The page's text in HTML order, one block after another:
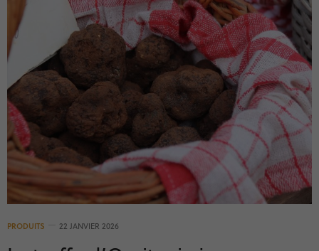
PRODUITS 22 JANVIER 2026